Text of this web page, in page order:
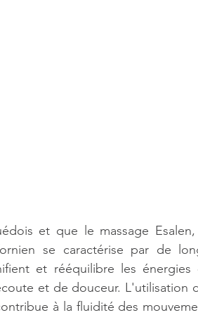
et que le massage
se caractérise par de
et rééquilibre les
et de douceur. L'utilisation
à la fluidité des